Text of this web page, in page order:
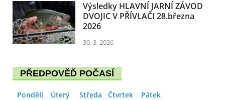
Výsledky HLAVNÍ JARNÍ ZÁVOD
DVOJIC V PŘÍVLAČI 28.března
2026
30. 3. 2026
PŘEDPOVĚĎ POČASÍ
Pondělí Úterý Středa Čtvrtek Pátek